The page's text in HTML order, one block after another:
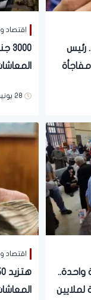
والمرتبات 20%.. رئيس
اقتصاد
28 يونية 2026 | 03:57 مساءً
جنيه مرة واحدة..
لملايين
اقتصاد